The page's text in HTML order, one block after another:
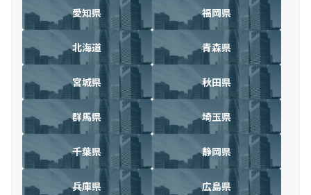
愛知県 福岡県
北海道 青森県
宮城県 秋田県
群馬県 埼玉県
千葉県 静岡県
兵庫県 広島県